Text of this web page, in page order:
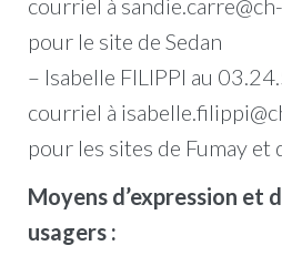
courriel à
pour le site de Sedan
– Isabelle FILIPPI au
courriel à
pour les sites de Fumay et
Moyens d’expression et
usagers :